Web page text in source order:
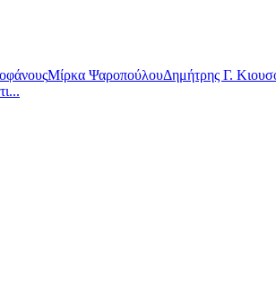
Μίρκα ΨαροπούλουΔημήτρης Γ.